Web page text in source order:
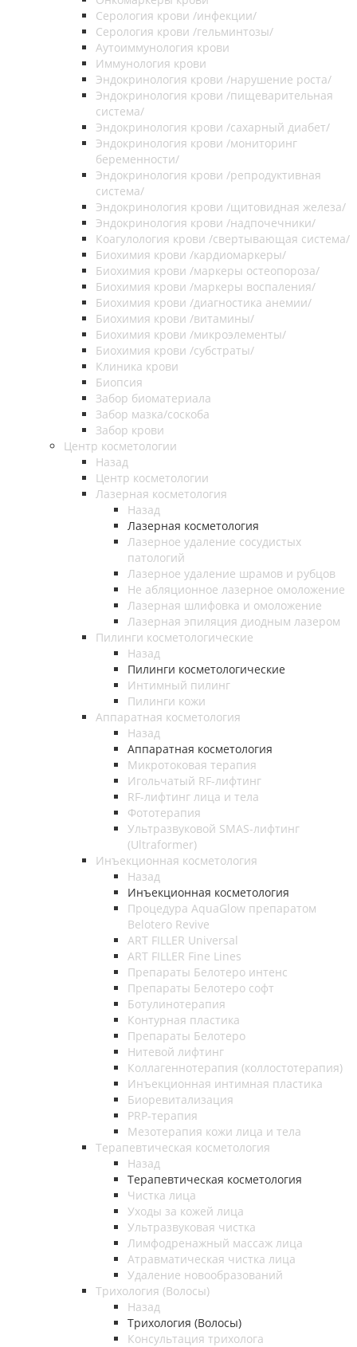
Серология крови /инфекции/
Серология крови /гельминтозы/
Аутоиммунология крови
Иммунология крови
Эндокринология крови /нарушение роста/
Эндокринология крови /пищеварительная
система/
Эндокринология крови /сахарный диабет/
Эндокринология крови /мониторинг
беременности/
Эндокринология крови /репродуктивная
система/
Эндокринология крови /щитовидная железа/
Эндокринология крови /надпочечники/
Коагулология крови /свертывающая система/
Биохимия крови /кардиомаркеры/
Биохимия крови /маркеры остеопороза/
Биохимия крови /маркеры воспаления/
Биохимия крови /диагностика анемии/
Биохимия крови /витамины/
Биохимия крови /микроэлементы/
Биохимия крови /субстраты/
Клиника крови
Биопсия
Забор биоматериала
Забор мазка/соскоба
Забор крови
Центр косметологии
Назад
Центр косметологии
Лазерная косметология
Назад
Лазерная косметология
Лазерное удаление сосудистых
патологий
Лазерное удаление шрамов и рубцов
Не абляционное лазерное омоложение
Лазерная шлифовка и омоложение
Лазерная эпиляция диодным лазером
Пилинги косметологические
Назад
Пилинги косметологические
Интимный пилинг
Пилинги кожи
Аппаратная косметология
Назад
Аппаратная косметология
Микротоковая терапия
Игольчатый RF-лифтинг
RF-лифтинг лица и тела
Фототерапия
Ультразвуковой SMAS-лифтинг
(Ultraformer)
Инъекционная косметология
Назад
Инъекционная косметология
Процедура AquaGlow препаратом
Belotero Revive
ART FILLER Universal
ART FILLER Fine Lines
Препараты Белотеро интенс
Препараты Белотеро софт
Ботулинотерапия
Контурная пластика
Препараты Белотеро
Нитевой лифтинг
Коллагеннотерапия (коллостотерапия)
Инъекционная интимная пластика
Биоревитализация
PRP-терапия
Мезотерапия кожи лица и тела
Терапевтическая косметология
Назад
Терапевтическая косметология
Чистка лица
Уходы за кожей лица
Ультразвуковая чистка
Лимфодренажный массаж лица
Атравматическая чистка лица
Удаление новообразований
Трихология (Волосы)
Назад
Трихология (Волосы)
Консультация трихолога